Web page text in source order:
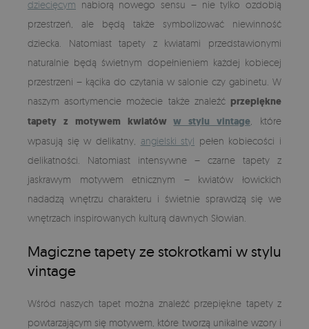
dziecięcym nabiorą nowego sensu – nie tylko ozdobią
przestrzeń, ale będą także symbolizować niewinność
dziecka. Natomiast tapety z kwiatami przedstawionymi
naturalnie będą świetnym dopełnieniem każdej kobiecej
przestrzeni – kącika do czytania w salonie czy gabinetu. W
naszym asortymencie możecie także znaleźć przepiękne
tapety z motywem kwiatóww stylu vintage , które
wpasują się w delikatny, angielski styl pełen kobiecości i
delikatności. Natomiast intensywne – czarne tapety z
jaskrawym motywem etnicznym – kwiatów łowickich
nadadzą wnętrzu charakteru i świetnie sprawdzą się we
wnętrzach inspirowanych kulturą dawnych Słowian.
Magiczne tapety ze stokrotkami w stylu
vintage
Wśród naszych tapet można znaleźć przepiękne tapety z
powtarzającym się motywem, które tworzą unikalne wzory i